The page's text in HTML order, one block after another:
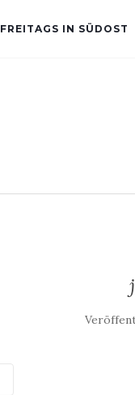
FREITAGS IN SÜDOST